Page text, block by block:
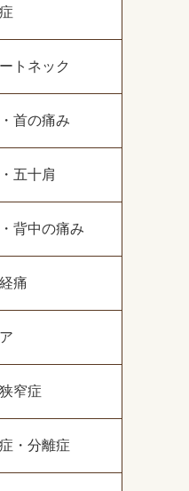
トネック
首の痛み
五十肩
背中の痛み
痛
窄症
・分離症